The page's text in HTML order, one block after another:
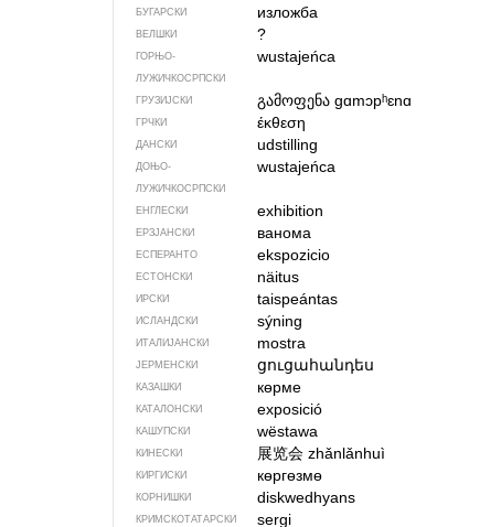
БУГАРСКИ изложба
ВЕЛШКИ ?
ГОРЊО­
ЛУЖИЧКОСРПСКИ
wustajeńca
ГРУЗИЈСКИ გამოფენა gɑmɔpʰɛnɑ
ГРЧКИ έκθεση
ДАНСКИ udstilling
ДОЊО­
ЛУЖИЧКОСРПСКИ
wustajeńca
ЕНГЛЕСКИ exhibition
ЕРЗЈАНСКИ ванома
ЕСПЕРАНТО ekspozicio
ЕСТОНСКИ näitus
ИРСКИ taispeántas
ИСЛАНДСКИ sýning
ИТАЛИЈАНСКИ mostra
ЈЕРМЕНСКИ ցուցահանդես
КАЗАШКИ көрме
КАТАЛОНСКИ exposició
КАШУПСКИ wëstawa
КИНЕСКИ 展览会 zhǎnlǎnhuì
КИРГИСКИ көргөзмө
КОРНИШКИ diskwedhyans
КРИМСКОТАТАРСКИ sergi